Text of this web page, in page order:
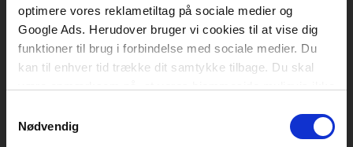
optimere vores reklametiltag på sociale medier og
Google Ads. Herudover bruger vi cookies til at vise dig
funktioner til brug i forbindelse med sociale medier. Du
kan til enhver tid trække dit samtykke tilbage. Du skal
tilbagetrækker et samtykke.
Nødvendig
1120 København K
CVR 76351910
Kontakt kundeservice